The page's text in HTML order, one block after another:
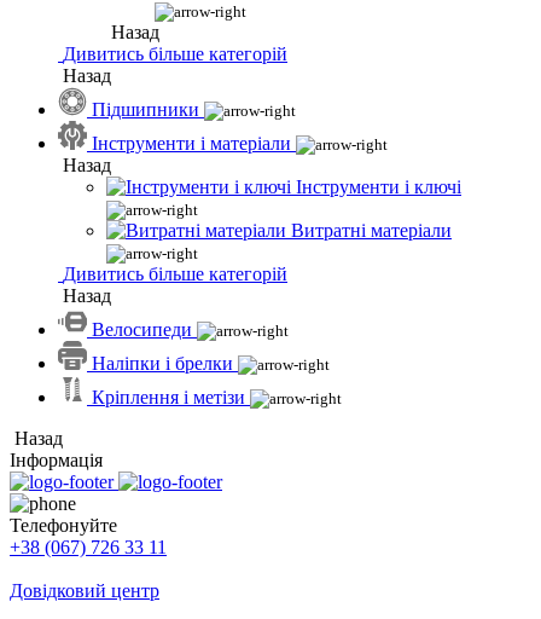
Назад
Дивитись більше категорій
Назад
Підшипники
Інструменти і матеріали
Назад
Інструменти і ключі
Витратні матеріали
Дивитись більше категорій
Назад
Велосипеди
Наліпки і брелки
Кріплення і метізи
Назад
Інформація
Телефонуйте
+38 (067) 726 33 11
Довідковий центр